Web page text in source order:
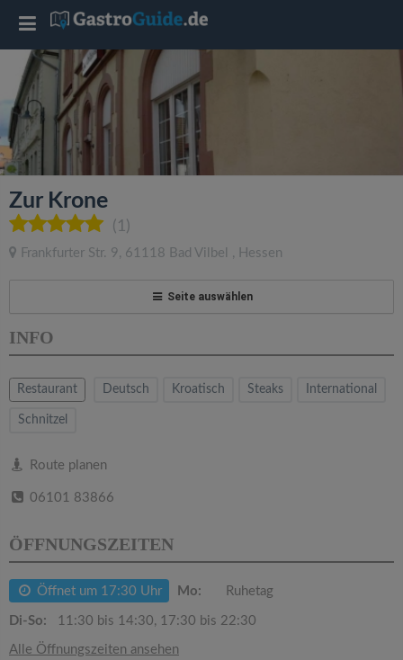
Zur Krone
(1)
Frankfurter Str. 9, 61118 Bad Vilbel , Hessen
Seite auswählen
INFO
Restaurant Deutsch Kroatisch Steaks International
Schnitzel
Route planen
06101 83866
ÖFFNUNGSZEITEN
Öffnet um 17:30 Uhr Mo: Ruhetag
Di-So: 11:30 bis 14:30, 17:30 bis 22:30
Alle Öffnungszeiten ansehen
T
o
g
l
e
a
v
g
a
t
i